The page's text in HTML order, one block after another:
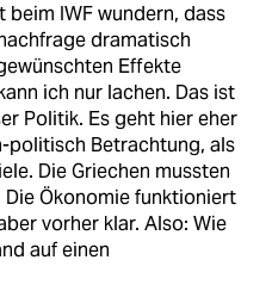
beim IWF wundern, dass
dramatisch
Effekte
ich nur lachen. Das ist
Politik. Es geht hier eher
politisch Betrachtung, als
Die Griechen mussten
Die Ökonomie funktioniert
vorher klar. Also: Wie
auf einen